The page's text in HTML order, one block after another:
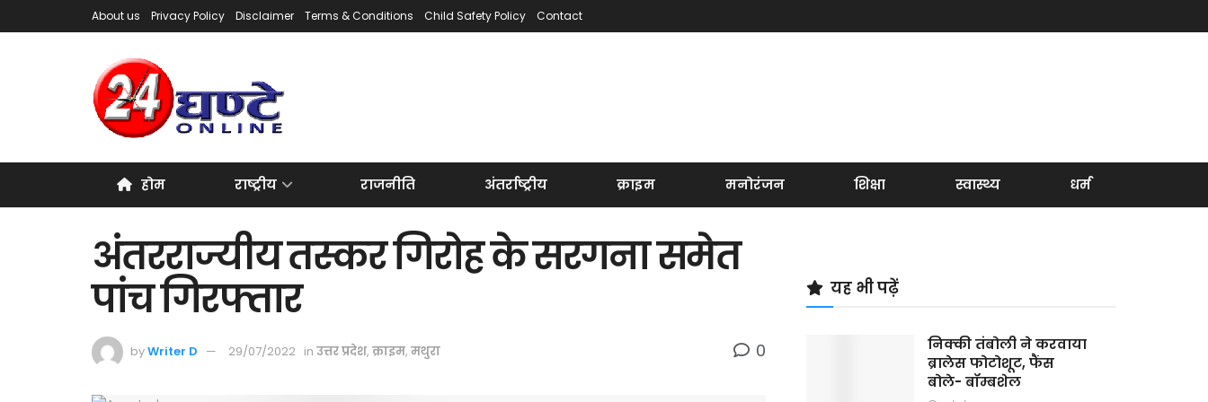
About us Privacy Policy Disclaimer Terms & Conditions Child Safety Policy Contact
होम राष्ट्रीय राजनीति अंतर्राष्ट्रीय क्राइम मनोरंजन शिक्षा स्वास्थ्य धर्म
अंतरराज्यीय तस्कर गिरोह के सरगना समेत
पांच गिरफ्तार
byWriter D 29/07/2022 in उत्तर प्रदेश, क्राइम, मथुरा 0
यह भी पढ़ें
निक्की तंबोली ने करवाया
ब्रालेस फोटोशूट, फैंस
बोले- बॉम्बशेल